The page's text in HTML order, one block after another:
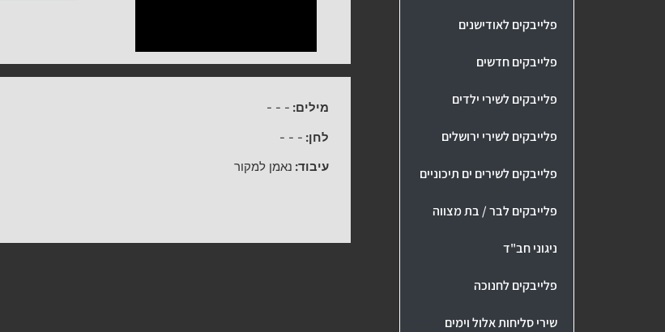
פלייבקים לאודישנים
פלייבקים חדשים
פלייבקים לשירי ילדים
פלייבקים לשירי ירושלים
פלייבקים לשירים ים תיכוניים
פלייבקים לבר / בת מצווה
ניגוני חב"ד
פלייבקים לחנוכה
שירי סליחות אלול וימים
מילים: -
-
-
לחן: -
-
-
עיבוד: נאמן למקור